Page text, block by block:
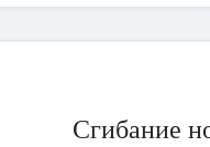
Сгибание